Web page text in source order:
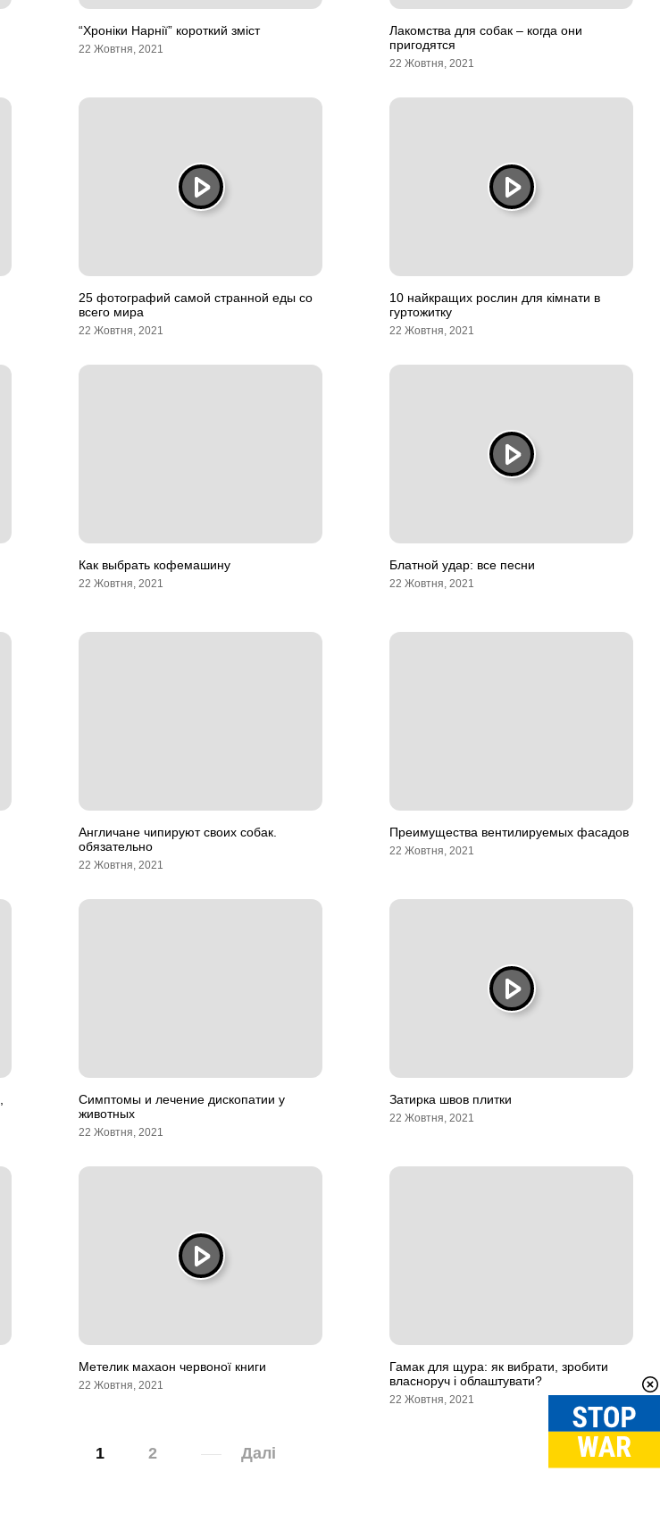
“Хроніки Нарнії” короткий зміст
22 Жовтня, 2021
Лакомства для собак – когда они
пригодятся
22 Жовтня, 2021
25 фотографий самой странной еды со
всего мира
22 Жовтня, 2021
10 найкращих рослин для кімнати в
гуртожитку
22 Жовтня, 2021
Как выбрать кофемашину
22 Жовтня, 2021
Блатной удар: все песни
22 Жовтня, 2021
Англичане чипируют своих собак.
обязательно
22 Жовтня, 2021
Преимущества вентилируемых фасадов
22 Жовтня, 2021
Симптомы и лечение дископатии у
животных
22 Жовтня, 2021
Затирка швов плитки
22 Жовтня, 2021
Метелик махаон червоної книги
22 Жовтня, 2021
Гамак для щура: як вибрати, зробити
власноруч і облаштувати?
22 Жовтня, 2021
1 2 Далі